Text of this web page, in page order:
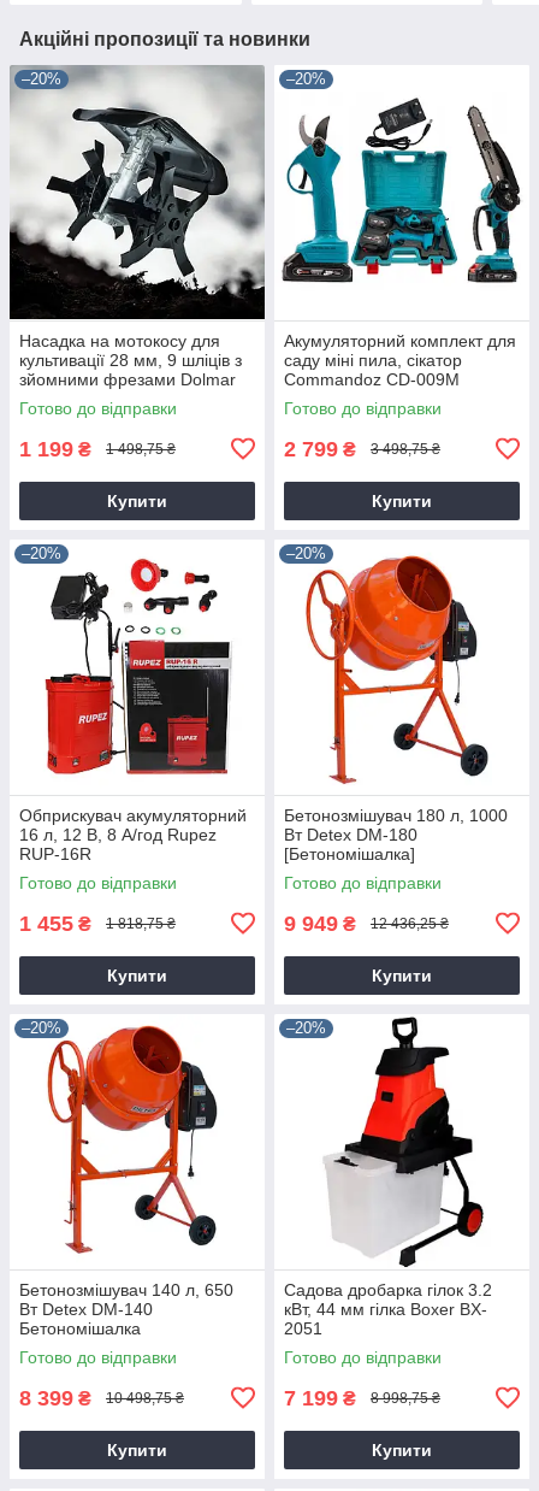
Акційні пропозиції та новинки
–20%
Насадка на мотокосу для
культивації 28 мм, 9 шліців з
зйомними фрезами Dolmar
9T28
Готово до відправки
1 199 ₴ 1 498,75 ₴
Купити
–20%
Акумуляторний комплект для
саду міні пила, сікатор
Commandoz CD-009M
Готово до відправки
2 799 ₴ 3 498,75 ₴
Купити
–20%
Обприскувач акумуляторний
16 л, 12 В, 8 А/год Rupez
RUP-16R
Готово до відправки
1 455 ₴ 1 818,75 ₴
Купити
–20%
Бетонозмішувач 180 л, 1000
Вт Detex DM-180
[Бетономішалка]
Готово до відправки
9 949 ₴ 12 436,25 ₴
Купити
–20%
Бетонозмішувач 140 л, 650
Вт Detex DM-140
Бетономішалка
Готово до відправки
8 399 ₴ 10 498,75 ₴
Купити
–20%
Садова дробарка гілок 3.2
кВт, 44 мм гілка Boxer BX-
2051
Готово до відправки
7 199 ₴ 8 998,75 ₴
Купити